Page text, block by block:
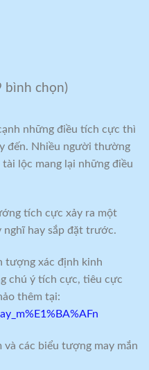
bình chọn)
những điều tích cực thì
đến. Nhiều người thường
lộc mang lại những điều
tích cực xảy ra một
hay sắp đặt trước.
tượng xác định kinh
chú ý tích cực, tiêu cực
thêm tại:
các biểu tượng may mắn